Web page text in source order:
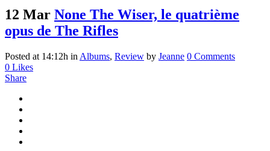
12 Mar None The Wiser, le quatrième
opus de The Rifles
Posted at 14:12h in Albums, Review by Jeanne 0 Comments
0 Likes
Share